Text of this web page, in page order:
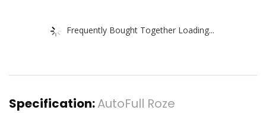
Frequently Bought Together Loading...
Specification:AutoFull Roze